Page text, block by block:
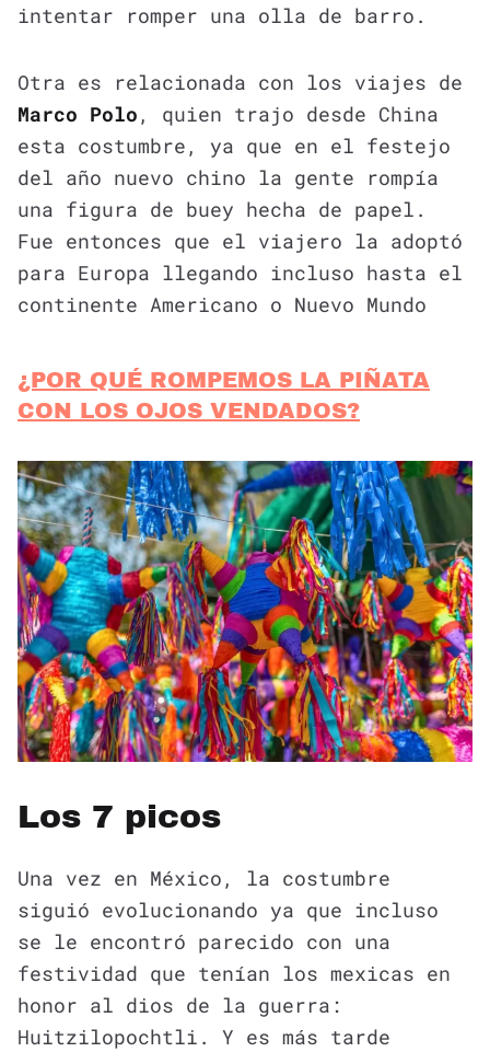
intentar romper una olla de barro.
Otra es relacionada con los viajes de
Marco Polo , quien trajo desde China
esta costumbre, ya que en el festejo
del año nuevo chino la gente rompía
una figura de buey hecha de papel.
Fue entonces que el viajero la adoptó
para Europa llegando incluso hasta el
continente Americano o Nuevo Mundo
¿POR QUÉ ROMPEMOS LA PIÑATA
CON LOS OJOS VENDADOS?
Los 7 picos
Una vez en México, la costumbre
siguió evolucionando ya que incluso
se le encontró parecido con una
festividad que tenían los mexicas en
honor al dios de la guerra:
Huitzilopochtli. Y es más tarde